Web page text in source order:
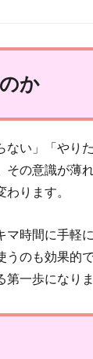
か
い」「やり
の意識が薄
ります。
時間に手軽
のも効果的
一歩になりま